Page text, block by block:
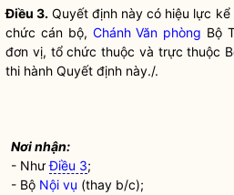
Điều 3. Quyết định này có hiệu lực
chức cán bộ, Chánh Văn phòng Bộ
đơn vị, tổ chức thuộc và trực thuộc
thi hành Quyết định này./.
Nơi nhận:
- NhưĐiều 3;
- Bộ Nội vụ (thay b/c);